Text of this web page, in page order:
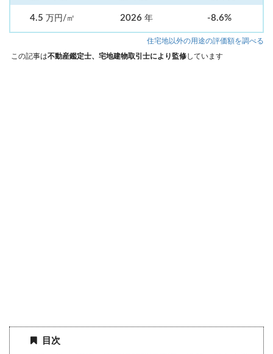
4.5 万円/㎡ 2026 年 -8.6%
住宅地以外の用途の評価額を調べる
この記事は不動産鑑定士、宅地建物取引士により監修しています
目次